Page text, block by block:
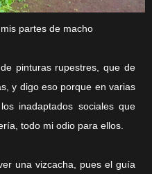
partes de macho
pinturas rupestres, que de
y digo eso porque en varias
inadaptados sociales que
todo mi odio para ellos.
una vizcacha, pues el guía